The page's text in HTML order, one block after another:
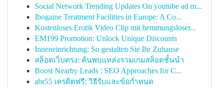
Social Network Trending Updates On youtube ad m...
Ibogaine Treatment Facilities in Europe: A Co...
Kostenloses Erotik Video Clip mit hemmungsloser...
EM199 Promotion: Unlock Unique Discounts
Inneneinrichtung: So gestalten Sie Ihr Zuhause
สล็อตเว็บตรง: ค้นพบแหล่งรวมเกมสล็อตชั้นนำ
Boost Nearby Leads : SEO Approaches for C...
abr55 เครดิตฟรี: วิธีรับและข้อกำหนด